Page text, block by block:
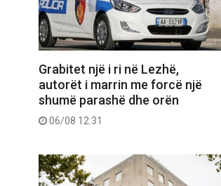
Grabitet një i ri në Lezhë,
autorët i marrin me forcë një
shumë parashë dhe orën
06/08 12:31